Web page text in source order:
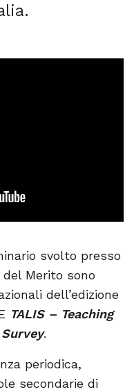
svolto presso
Merito sono
dell’edizione
TALIS – Teaching
.
periodica,
secondarie di